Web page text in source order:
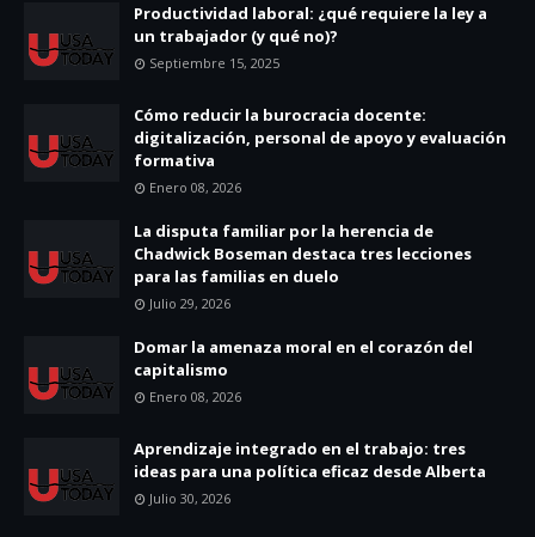
Productividad laboral: ¿qué requiere la ley a
un trabajador (y qué no)?
Septiembre 15, 2025
Cómo reducir la burocracia docente:
digitalización, personal de apoyo y evaluación
formativa
Enero 08, 2026
La disputa familiar por la herencia de
Chadwick Boseman destaca tres lecciones
para las familias en duelo
Julio 29, 2026
Domar la amenaza moral en el corazón del
capitalismo
Enero 08, 2026
Aprendizaje integrado en el trabajo: tres
ideas para una política eficaz desde Alberta
Julio 30, 2026